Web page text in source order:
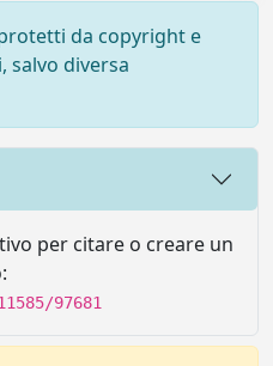
da copyright e
diversa
per citare o creare un
97681